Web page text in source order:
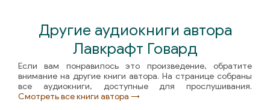
Другие аудиокниги автора
Лавкрафт Говард
Если вам понравилось это произведение, обратите
внимание на другие книги автора. На странице собраны
все аудиокниги, доступные для прослушивания.
Смотреть все книги автора →